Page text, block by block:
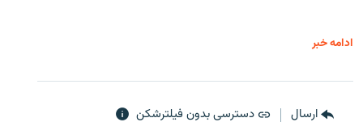
ادامه خبر
ارسال دسترسی بدون فیلترشکن